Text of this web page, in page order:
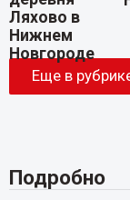
Еще в
Подробно